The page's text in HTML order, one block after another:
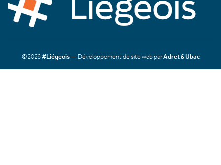
©2026#Liégeois— Développement de site web parAdret & Ubac